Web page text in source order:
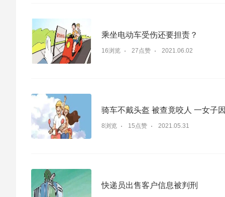
乘坐电动车受伤还要担责？
16浏览 27点赞 2021.06.02
骑车不戴头盔 被查竟咬人 一女子
8浏览 15点赞 2021.05.31
快递员出售客户信息被判刑